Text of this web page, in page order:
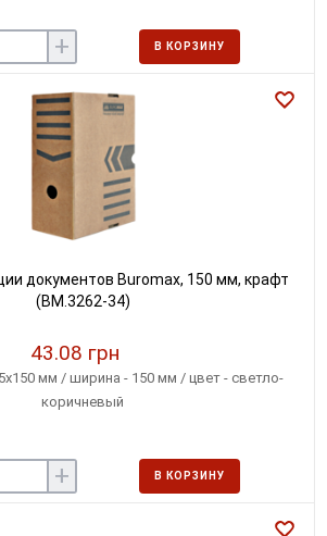
+ В КОРЗИНУ
документов Buromax, 150 мм, крафт
(BM.3262-34)
43.08 грн
мм / ширина - 150 мм / цвет - светло-
коричневый
+ В КОРЗИНУ